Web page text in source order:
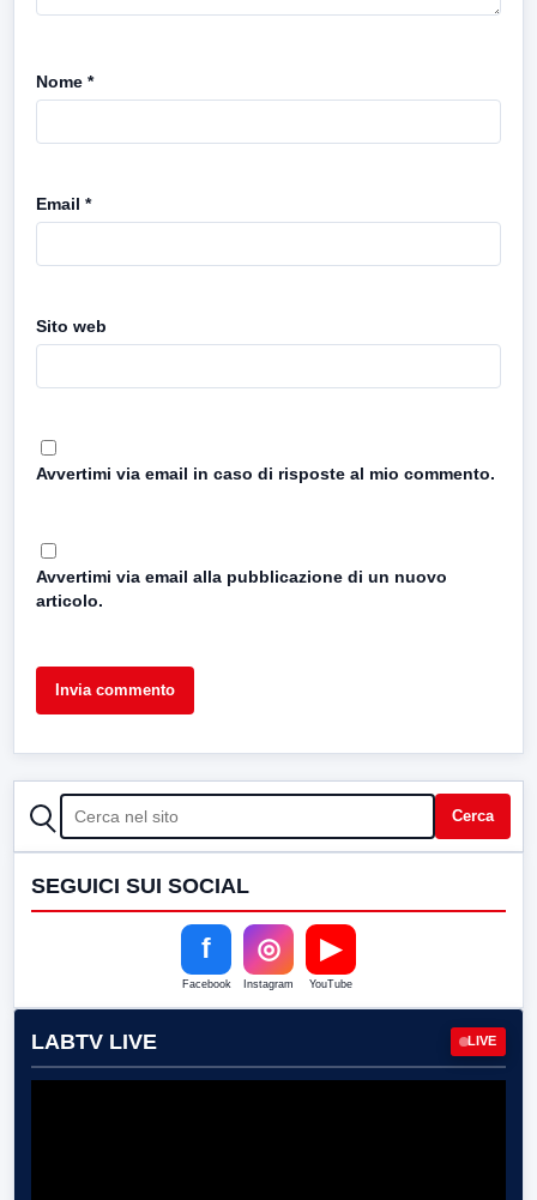
Nome *
Email *
Sito web
Avvertimi via email in caso di risposte al mio commento.
Avvertimi via email alla pubblicazione di un nuovo
articolo.
CERCA Cerca
SEGUICI SUI SOCIAL
f
Facebook
◎
Instagram
▶
YouTube
LABTV LIVE LIVE